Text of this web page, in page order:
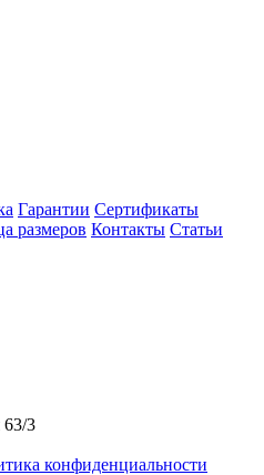
Гарантии Сертификаты
размеров Контакты Статьи
63/3
конфиденциальности